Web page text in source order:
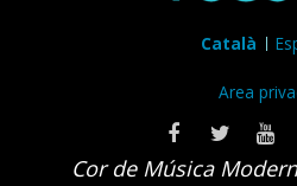
Català
Area
Cor de Música